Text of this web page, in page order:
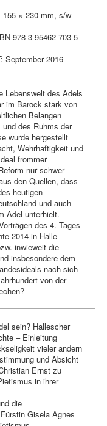
155 × 230 mm, s/w-
978-3-95462-703-5
September 2016
Lebenswelt des Adels
im Barock stark von
Belangen
des Ruhms der
wurde hergestellt
Wehrhaftigkeit und
frommer
nur schwer
den Quellen, dass
heutigen
und auch
Adel unterhielt.
des 4. Tages
2014 in Halle
inwieweit die
insbesondere dem
nach sich
von der
sein? Hallescher
– Einleitung
vieler andern
und Absicht
Ernst zu
in ihrer
die
Gisela Agnes